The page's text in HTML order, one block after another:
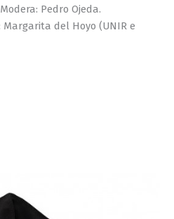
Pedro Ojeda.
del Hoyo (UNIR e